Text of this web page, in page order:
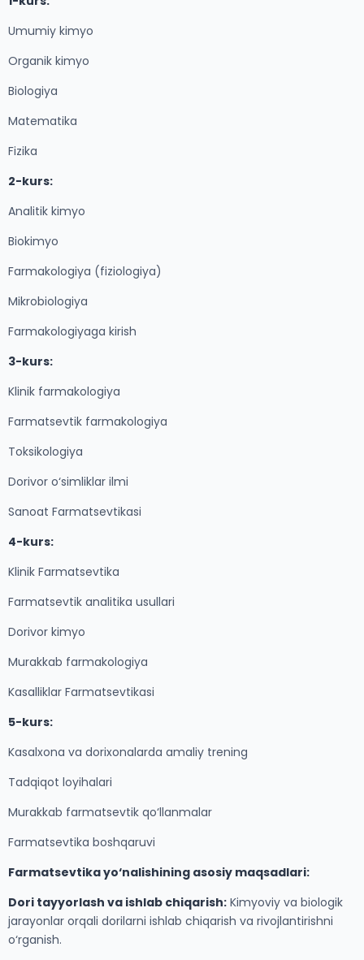
Umumiy kimyo
Organik kimyo
Biologiya
Matematika
Fizika
2-kurs:
Analitik kimyo
Biokimyo
Farmakologiya (fiziologiya)
Mikrobiologiya
Farmakologiyaga kirish
3-kurs:
Klinik farmakologiya
Farmatsevtik farmakologiya
Toksikologiya
Dorivor o‘simliklar ilmi
Sanoat Farmatsevtikasi
4-kurs:
Klinik Farmatsevtika
Farmatsevtik analitika usullari
Dorivor kimyo
Murakkab farmakologiya
Kasalliklar Farmatsevtikasi
5-kurs:
Kasalxona va dorixonalarda amaliy trening
Tadqiqot loyihalari
Murakkab farmatsevtik qo‘llanmalar
Farmatsevtika boshqaruvi
Farmatsevtika yo‘nalishining asosiy maqsadlari:
Dori tayyorlash va ishlab chiqarish: Kimyoviy va biologik
jarayonlar orqali dorilarni ishlab chiqarish va rivojlantirishni
o‘rganish.